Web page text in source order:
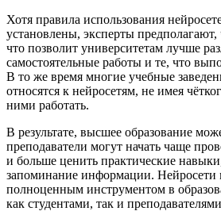
Хотя правила использования
установлены, эксперты предполагают,
что позволит университетам лучше
самостоятельные работы и те, что
В то же время многие учебные
относятся к нейросетям, не имея
ними работать.
В результате, высшее образование
преподаватели могут начать чаще
и больше ценить практические
запоминание информации. Нейросети
полноценным инструментом в
как студентами, так и